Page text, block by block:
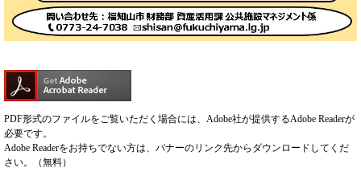
PDF形式のファイルをご覧いただく場合には、Adobe社が提供するAdobe Readerが
必要です。
Adobe Readerをお持ちでない方は、バナーのリンク先からダウンロードしてくだ
さい。（無料）